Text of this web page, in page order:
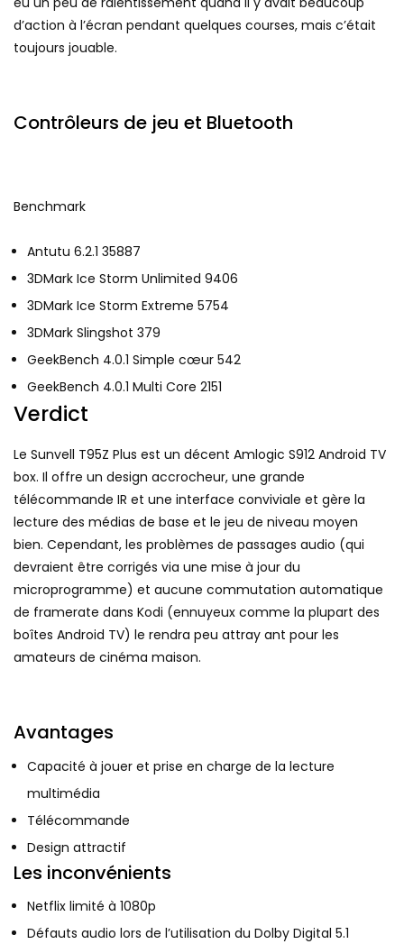
d’action à l’écran pendant quelques courses, mais c’était
toujours jouable.
Contrôleurs de jeu et Bluetooth
Benchmark
Antutu 6.2.1 35887
3DMark Ice Storm Unlimited 9406
3DMark Ice Storm Extreme 5754
3DMark Slingshot 379
GeekBench 4.0.1 Simple cœur 542
GeekBench 4.0.1 Multi Core 2151
Verdict
Le Sunvell T95Z Plus est un décent Amlogic S912 Android TV
box. Il offre un design accrocheur, une grande
télécommande IR et une interface conviviale et gère la
lecture des médias de base et le jeu de niveau moyen
bien. Cependant, les problèmes de passages audio (qui
devraient être corrigés via une mise à jour du
microprogramme) et aucune commutation automatique
de framerate dans Kodi (ennuyeux comme la plupart des
boîtes Android TV) le rendra peu attray ant pour les
amateurs de cinéma maison.
Avantages
Capacité à jouer et prise en charge de la lecture
multimédia
Télécommande
Design attractif
Les inconvénients
Netflix limité à 1080p
Défauts audio lors de l’utilisation du Dolby Digital 5.1